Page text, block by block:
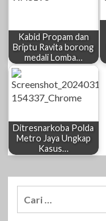
Kabid Propam dan
Briptu Ravita borong
medali Lomba…
Ditresnarkoba Polda
Metro Jaya Ungkap
Kasus…